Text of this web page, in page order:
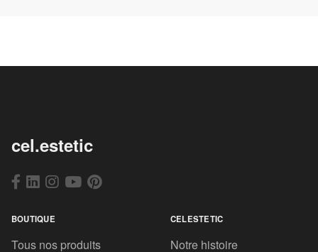
cel.estetic
BOUTIQUE
Tous nos produits
CELESTETIC
Notre histoire